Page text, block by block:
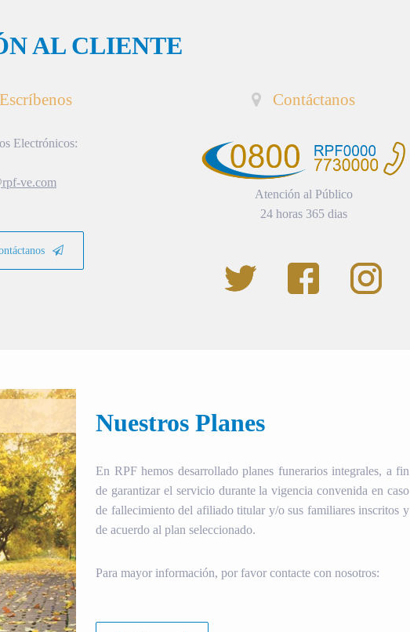
AL CLIENTE
Escríbenos
Electrónicos:
ve.com
Contáctanos
Atención al Público
24 horas 365 dias
Nuestros Planes
En RPF hemos desarrollado planes funerarios integrales, a fin
de garantizar el servicio durante la vigencia convenida en caso
de fallecimiento del afiliado titular y/o sus familiares inscritos y
de acuerdo al plan seleccionado.
Para mayor información, por favor contacte con nosotros: